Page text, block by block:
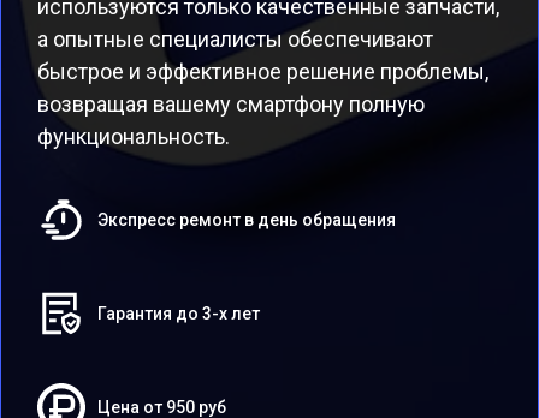
используются только качественные запчасти,
а опытные специалисты обеспечивают
быстрое и эффективное решение проблемы,
возвращая вашему смартфону полную
функциональность.
Экспресс ремонт в день обращения
Гарантия до 3-х лет
Цена от 950 руб